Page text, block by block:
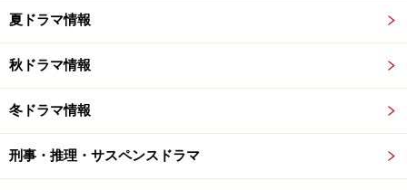
夏ドラマ情報
秋ドラマ情報
冬ドラマ情報
刑事・推理・サスペンスドラマ